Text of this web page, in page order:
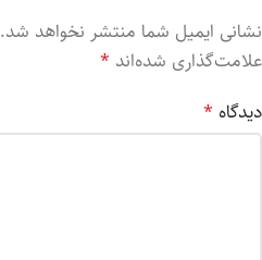
نشانی ایمیل شما منتشر نخواهد شد.
علامت‌گذاری شده‌اند *
دیدگاه *